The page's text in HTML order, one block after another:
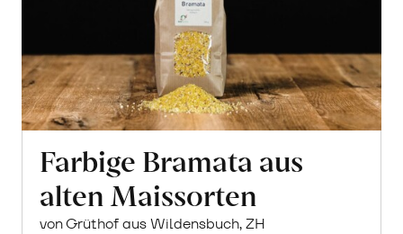
Farbige Bramata aus
alten Maissorten
von Grüthof aus Wildensbuch, ZH